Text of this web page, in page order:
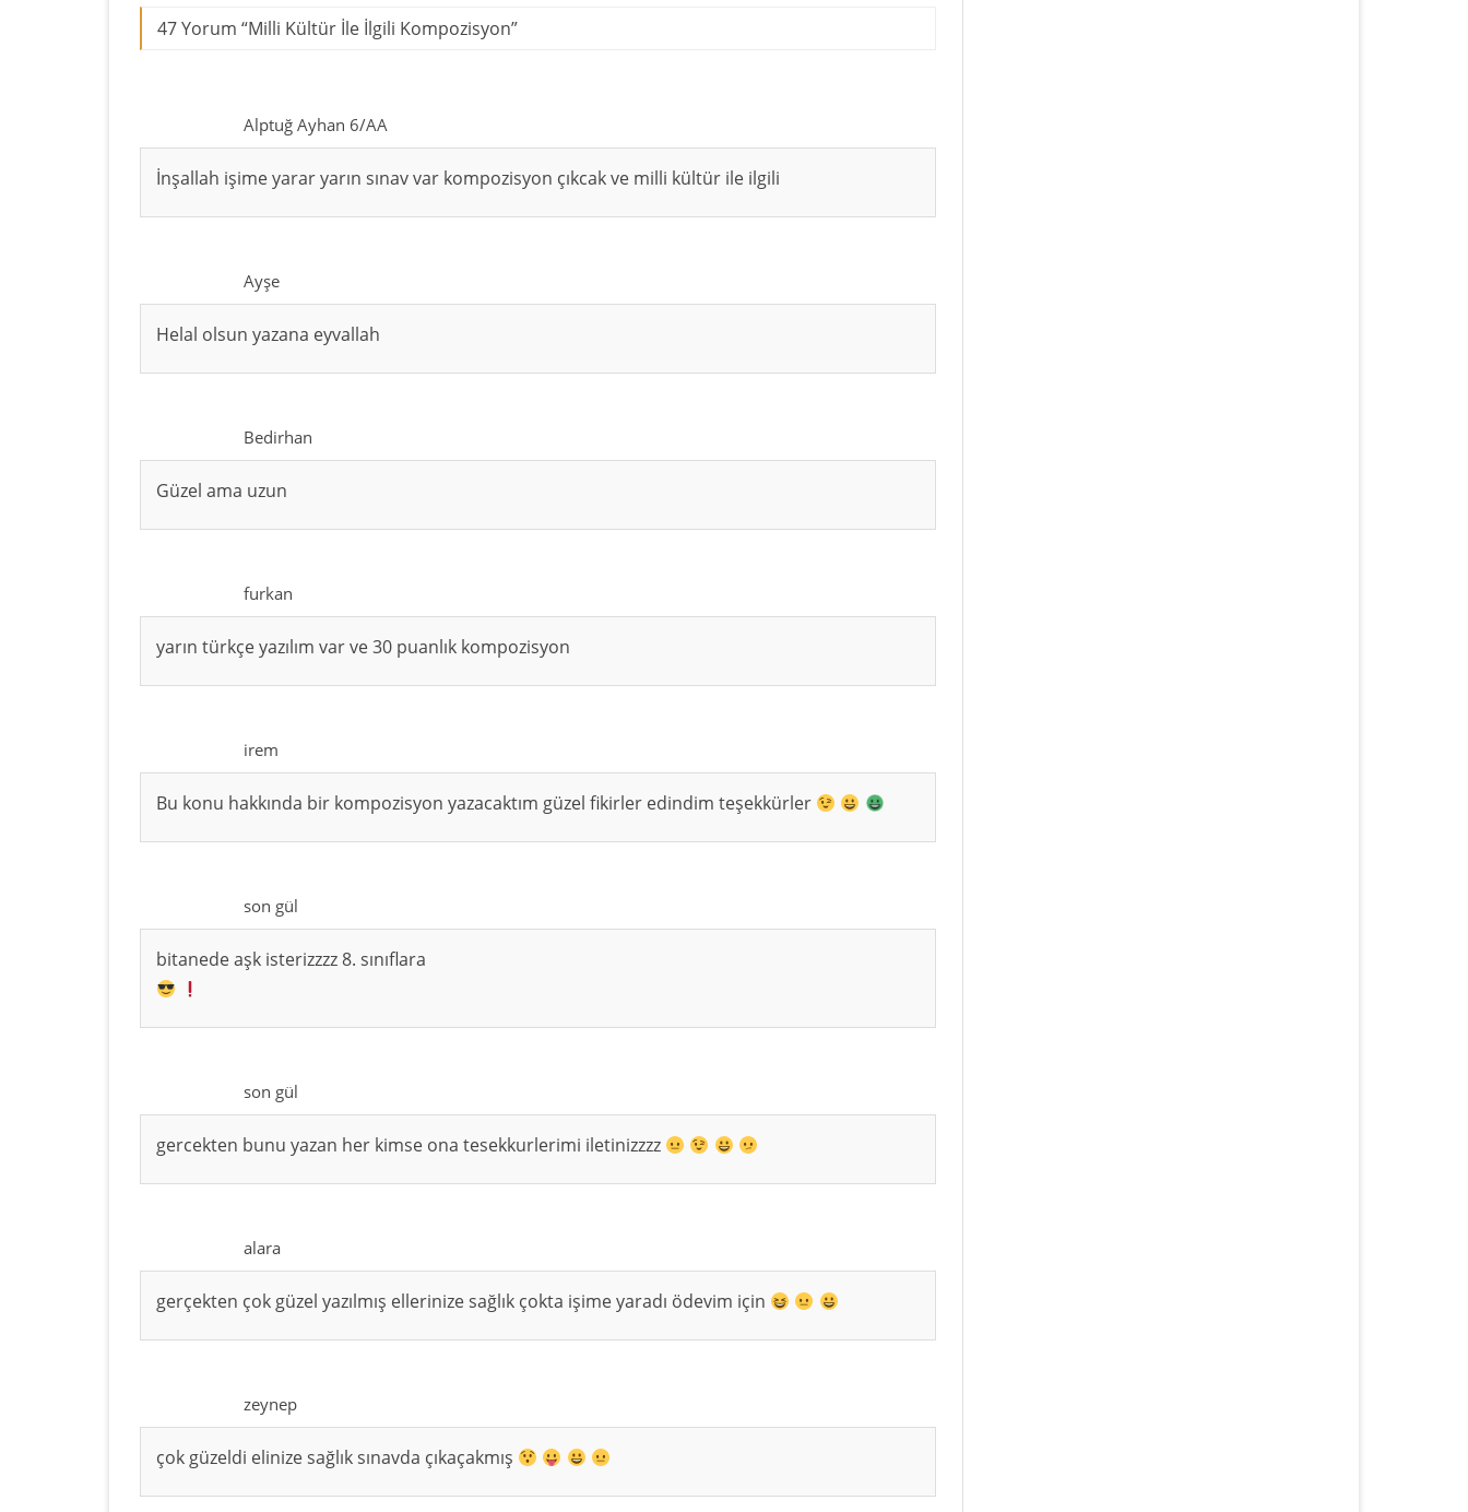
47 Yorum “Milli Kültür İle İlgili Kompozisyon”
Alptuğ Ayhan 6/AA
İnşallah işime yarar yarın sınav var kompozisyon çıkcak ve milli kültür ile ilgili
Ayşe
Helal olsun yazana eyvallah
Bedirhan
Güzel ama uzun
furkan
yarın türkçe yazılım var ve 30 puanlık kompozisyon
irem
Bu konu hakkında bir kompozisyon yazacaktım güzel fikirler edindim teşekkürler
son gül
bitanede aşk isterizzzz 8. sınıflara
son gül
gercekten bunu yazan her kimse ona tesekkurlerimi iletinizzzz
alara
gerçekten çok güzel yazılmış ellerinize sağlık çokta işime yaradı ödevim için
zeynep
çok güzeldi elinize sağlık sınavda çıkaçakmış